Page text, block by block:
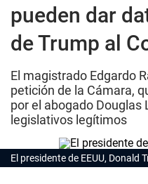
pueden dar
de Trump al
El magistrado Edgardo
petición de la Cámara,
por el abogado Douglas
legislativos legítimos
El presidente de EEUU, Donald